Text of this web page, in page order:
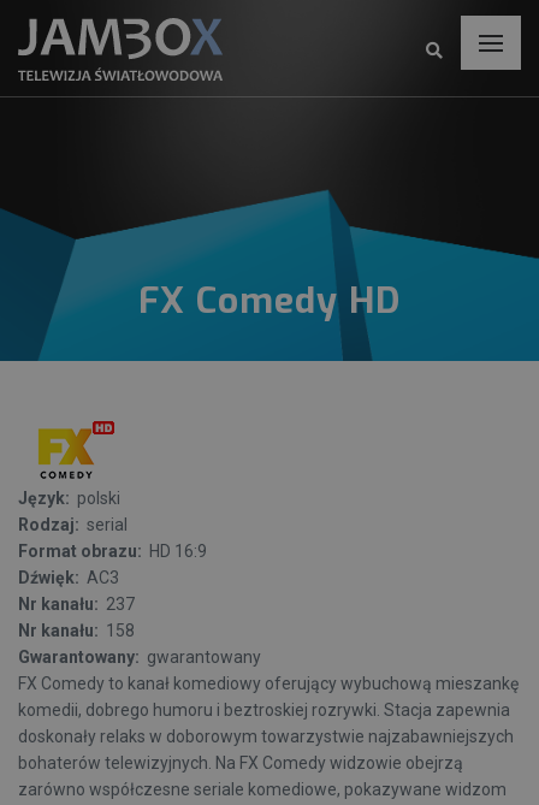
FX Comedy HD
Język: polski
Rodzaj: serial
Format obrazu: HD 16:9
Dźwięk: AC3
Nr kanału: 237
Nr kanału: 158
Gwarantowany: gwarantowany
FX Comedy to kanał komediowy oferujący wybuchową mieszankę
komedii, dobrego humoru i beztroskiej rozrywki. Stacja zapewnia
doskonały relaks w doborowym towarzystwie najzabawniejszych
bohaterów telewizyjnych. Na FX Comedy widzowie obejrzą
zarówno współczesne seriale komediowe, pokazywane widzom